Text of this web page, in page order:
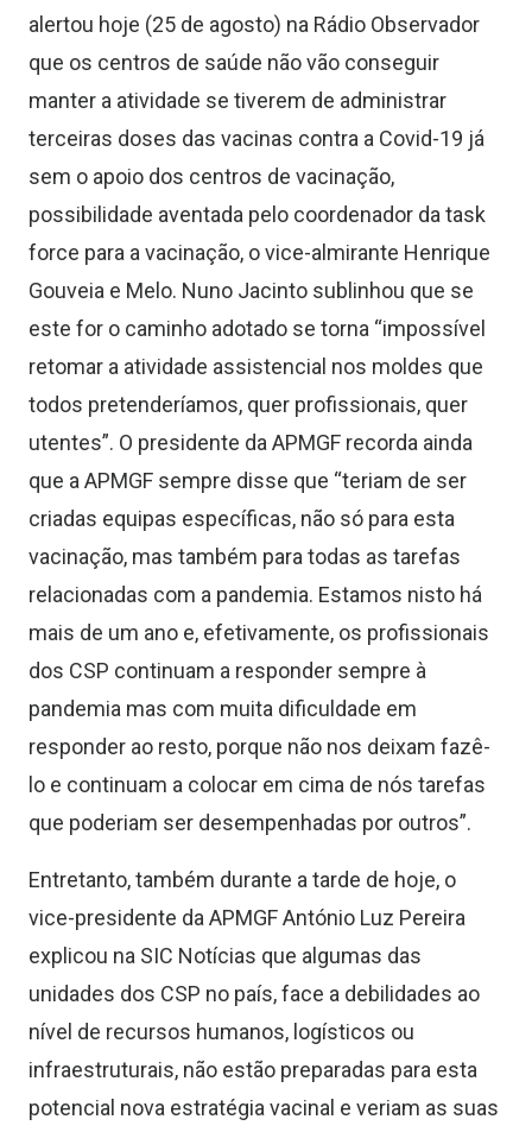
alertou hoje (25 de agosto) na Rádio Observador
que os centros de saúde não vão conseguir
manter a atividade se tiverem de administrar
terceiras doses das vacinas contra a Covid-19 já
sem o apoio dos centros de vacinação,
possibilidade aventada pelo coordenador da task
force para a vacinação, o vice-almirante Henrique
Gouveia e Melo. Nuno Jacinto sublinhou que se
este for o caminho adotado se torna “impossível
retomar a atividade assistencial nos moldes que
todos pretenderíamos, quer profissionais, quer
utentes”. O presidente da APMGF recorda ainda
que a APMGF sempre disse que “teriam de ser
criadas equipas específicas, não só para esta
vacinação, mas também para todas as tarefas
relacionadas com a pandemia. Estamos nisto há
mais de um ano e, efetivamente, os profissionais
dos CSP continuam a responder sempre à
pandemia mas com muita dificuldade em
responder ao resto, porque não nos deixam fazê-
lo e continuam a colocar em cima de nós tarefas
que poderiam ser desempenhadas por outros”.
Entretanto, também durante a tarde de hoje, o
vice-presidente da APMGF António Luz Pereira
explicou na SIC Notícias que algumas das
unidades dos CSP no país, face a debilidades ao
nível de recursos humanos, logísticos ou
infraestruturais, não estão preparadas para esta
potencial nova estratégia vacinal e veriam as suas